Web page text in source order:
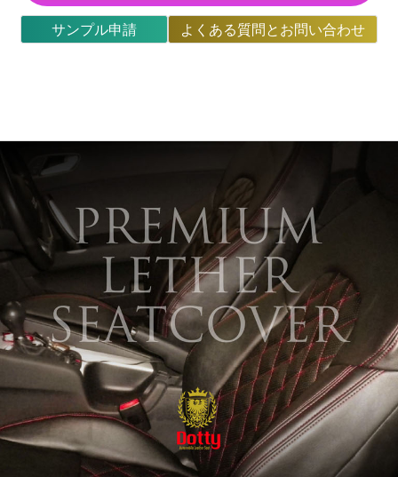
サンプル申請 よくある質問とお問い合わせ